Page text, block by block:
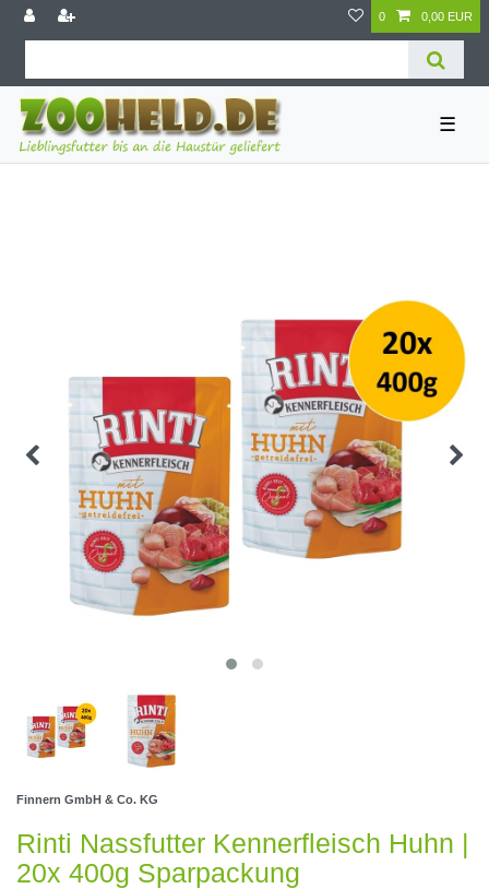
0 0,00 EUR
☰
Finnern GmbH & Co. KG
Rinti Nassfutter Kennerfleisch Huhn |
20x 400g Sparpackung